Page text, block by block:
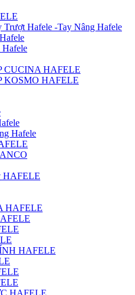
Trượt Hafele -Tay Nâng Hafele
Hafele
CUCINA HAFELE
KOSMO HAFELE
Hafele
HAFELE
HAFELE
HAFELE
HAFELE